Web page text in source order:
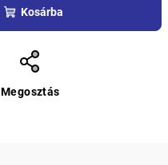
Kosárba
Megosztás